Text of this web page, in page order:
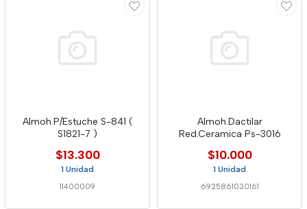
Almoh.P/Estuche S-841 (
S1821-7 )
$13.300
1 Unidad
11400009
Almoh.Dactilar
Red.Ceramica Ps-3016
$10.000
1 Unidad
6925861030161